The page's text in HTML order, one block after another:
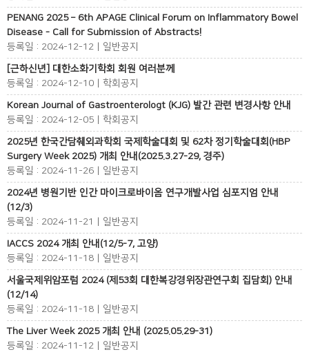
PENANG 2025 – 6th APAGE Clinical Forum on Inflammatory Bowel
Disease - Call for Submission of Abstracts!
등록일 : 2024-12-12 | 일반공지
[근하신년] 대한소화기학회 회원 여러분께
등록일 : 2024-12-10 | 학회공지
Korean Journal of Gastroenterologt (KJG) 발간 관련 변경사항 안내
등록일 : 2024-12-05 | 학회공지
2025년 한국간담췌외과학회 국제학술대회 및 62차 정기학술대회(HBP
Surgery Week 2025) 개최 안내(2025.3.27-29, 경주)
등록일 : 2024-11-26 | 일반공지
2024년 병원기반 인간 마이크로바이옴 연구개발사업 심포지엄 안내
(12/3)
등록일 : 2024-11-21 | 일반공지
IACCS 2024 개최 안내(12/5-7, 고양)
등록일 : 2024-11-18 | 일반공지
서울국제위암포럼 2024 (제53회 대한복강경위장관연구회 집담회) 안내
(12/14)
등록일 : 2024-11-18 | 일반공지
The Liver Week 2025 개최 안내 (2025.05.29-31)
등록일 : 2024-11-12 | 일반공지